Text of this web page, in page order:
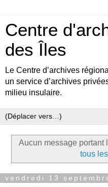
Centre
des Îles
Le Centre d’archives
un service d’archives
milieu insulaire.
Aucun message
tous
vendredi 13